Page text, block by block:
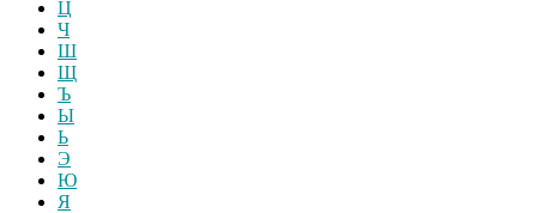
Ц
Ч
Ш
Щ
Ъ
Ы
Ь
Э
Ю
Я